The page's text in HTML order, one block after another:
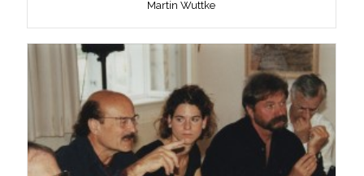
Martin Wuttke